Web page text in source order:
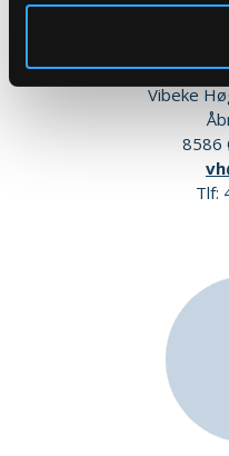
Vibeke
8586
Tlf: